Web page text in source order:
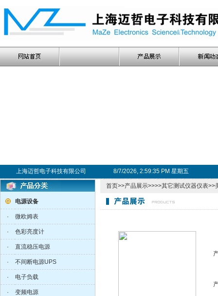
上海迈哲电子科技有限公司 8/7/2026, 2:59:36 PM 星期五
电源设备
· 微欧姆表
· 色彩亮度计
· 直流稳压电源
· 不间断电源UPS
· 电子负载
· 变频电源
首页>>产品展示>>>>其它测试仪器仪表>>